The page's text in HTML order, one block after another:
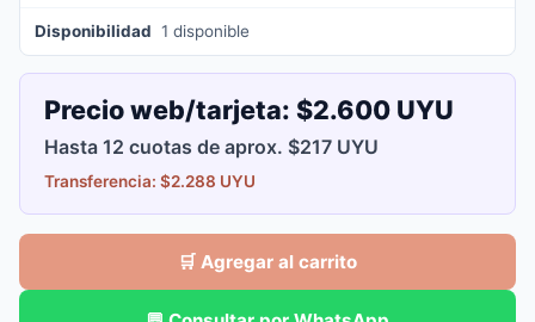
Disponibilidad 1 disponible
Precio web/tarjeta: $2.600 UYU
Hasta 12 cuotas de aprox. $217 UYU
Transferencia: $2.288 UYU
🛒 Agregar al carrito